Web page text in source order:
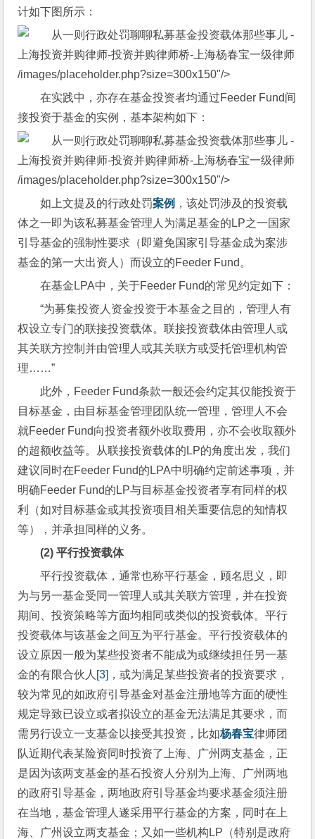
计如下图所示：
/images/placeholder.php?size=300x150"/>
在实践中，亦存在基金投资者均通过Feeder Fund间
接投资于基金的实例，基本架构如下：
/images/placeholder.php?size=300x150"/>
如上文提及的行政处罚案例 ，该处罚涉及的投资载
体之一即为该私募基金管理人为满足基金的LP之一国家
引导基金的强制性要求（即避免国家引导基金成为案涉
基金的第一大出资人）而设立的Feeder Fund。
在基金LPA中，关于Feeder Fund的常见约定如下：
“为募集投资人资金投资于本基金之目的，管理人有
权设立专门的联接投资载体。联接投资载体由管理人或
其关联方控制并由管理人或其关联方或受托管理机构管
理……”
此外，Feeder Fund条款一般还会约定其仅能投资于
目标基金，由目标基金管理团队统一管理，管理人不会
就Feeder Fund向投资者额外收取费用，亦不会收取额外
的超额收益等。从联接投资载体的LP的角度出发，我们
建议同时在Feeder Fund的LPA中明确约定前述事项，并
明确Feeder Fund的LP与目标基金投资者享有同样的权
利（如对目标基金或其投资项目相关重要信息的知情权
等），并承担同样的义务。
(2) 平行投资载体
平行投资载体，通常也称平行基金，顾名思义，即
为与另一基金受同一管理人或其关联方管理，并在投资
期间、投资策略等方面均相同或类似的投资载体。平行
投资载体与该基金之间互为平行基金。平行投资载体的
设立原因一般为某些投资者不能成为或继续担任另一基
金的有限合伙人 [3] ，或为满足某些投资者的投资要求，
较为常见的如政府引导基金对基金注册地等方面的硬性
规定导致已设立或者拟设立的基金无法满足其要求，而
需另行设立一支基金以接受其投资，比如杨春宝律师团
队近期代表某险资同时投资了上海、广州两支基金，正
是因为该两支基金的基石投资人分别为上海、广州两地
的政府引导基金，两地政府引导基金均要求基金须注册
在当地，基金管理人遂采用平行基金的方案，同时在上
海、广州设立两支基金；又如一些机构LP（特别是政府